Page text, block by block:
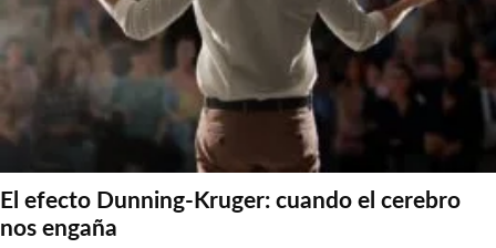
El efecto Dunning-Kruger: cuando el cerebro
nos engaña